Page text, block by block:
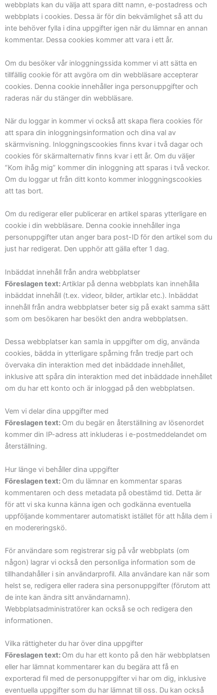
webbplats kan du välja att spara ditt namn, e-postadress och
webbplats i cookies. Dessa är för din bekvämlighet så att du
inte behöver fylla i dina uppgifter igen när du lämnar en annan
kommentar. Dessa cookies kommer att vara i ett år.
Om du besöker vår inloggningssida kommer vi att sätta en
tillfällig cookie för att avgöra om din webbläsare accepterar
cookies. Denna cookie innehåller inga personuppgifter och
raderas när du stänger din webbläsare.
När du loggar in kommer vi också att skapa flera cookies för
att spara din inloggningsinformation och dina val av
skärmvisning. Inloggningscookies finns kvar i två dagar och
cookies för skärmalternativ finns kvar i ett år. Om du väljer
“Kom ihåg mig” kommer din inloggning att sparas i två veckor.
Om du loggar ut från ditt konto kommer inloggningscookies
att tas bort.
Om du redigerar eller publicerar en artikel sparas ytterligare en
cookie i din webbläsare. Denna cookie innehåller inga
personuppgifter utan anger bara post-ID för den artikel som du
just har redigerat. Den upphör att gälla efter 1 dag.
Inbäddat innehåll från andra webbplatser
Föreslagen text:Artiklar på denna webbplats kan innehålla
inbäddat innehåll (t.ex. videor, bilder, artiklar etc.). Inbäddat
innehåll från andra webbplatser beter sig på exakt samma sätt
som om besökaren har besökt den andra webbplatsen.
Dessa webbplatser kan samla in uppgifter om dig, använda
cookies, bädda in ytterligare spårning från tredje part och
övervaka din interaktion med det inbäddade innehållet,
inklusive att spåra din interaktion med det inbäddade innehållet
om du har ett konto och är inloggad på den webbplatsen.
Vem vi delar dina uppgifter med
Föreslagen text: Om du begär en återställning av lösenordet
kommer din IP-adress att inkluderas i e-postmeddelandet om
återställning.
Hur länge vi behåller dina uppgifter
Föreslagen text: Om du lämnar en kommentar sparas
kommentaren och dess metadata på obestämd tid. Detta är
för att vi ska kunna känna igen och godkänna eventuella
uppföljande kommentarer automatiskt istället för att hålla dem i
en modereringskö.
För användare som registrerar sig på vår webbplats (om
någon) lagrar vi också den personliga information som de
tillhandahåller i sin användarprofil. Alla användare kan när som
helst se, redigera eller radera sina personuppgifter (förutom att
de inte kan ändra sitt användarnamn).
Webbplatsadministratörer kan också se och redigera den
informationen.
Vilka rättigheter du har över dina uppgifter
Föreslagen text: Om du har ett konto på den här webbplatsen
eller har lämnat kommentarer kan du begära att få en
exporterad fil med de personuppgifter vi har om dig, inklusive
eventuella uppgifter som du har lämnat till oss. Du kan också